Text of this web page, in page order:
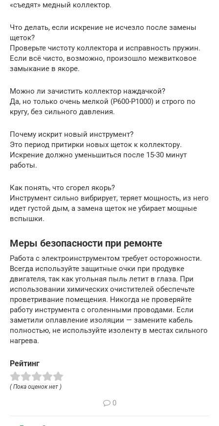
«съедят» медный коллектор.
Что делать, если искрение не исчезло после замены
щеток?
Проверьте чистоту коллектора и исправность пружин.
Если всё чисто, возможно, произошло межвитковое
замыкание в якоре.
Можно ли зачистить коллектор наждачкой?
Да, но только очень мелкой (P600-P1000) и строго по
кругу, без сильного давления.
Почему искрит новый инструмент?
Это период притирки новых щеток к коллектору.
Искрение должно уменьшиться после 15-30 минут
работы.
Как понять, что сгорел якорь?
Инструмент сильно вибрирует, теряет мощность, из него
идет густой дым, а замена щеток не убирает мощные
вспышки.
Меры безопасности при ремонте
Работа с электроинструментом требует осторожности.
Всегда используйте защитные очки при продувке
двигателя, так как угольная пыль летит в глаза. При
использовании химических очистителей обеспечьте
проветривание помещения. Никогда не проверяйте
работу инструмента с оголенными проводами. Если
заметили оплавление изоляции — замените кабель
полностью, не используйте изоленту в местах сильного
нагрева.
Рейтинг
( Пока оценок нет )
0